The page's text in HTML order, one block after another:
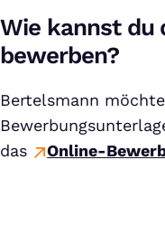
Wie kannst du
bewerben?
Bertelsmann
das
Online-